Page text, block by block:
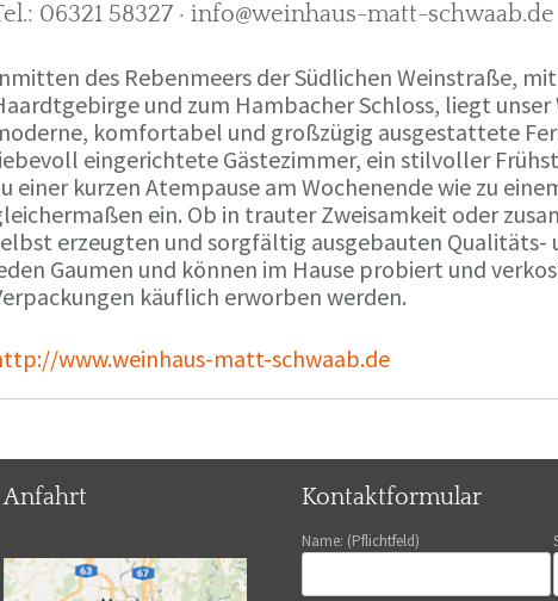
06321 58327 · info@weinhaus-matt-schwaab.de
des Rebenmeers der Südlichen Weinstraße,
und zum Hambacher Schloss, liegt unser
komfortabel und großzügig ausgestattete
eingerichtete Gästezimmer, ein stilvoller
einer kurzen Atempause am Wochenende wie zu
ein. Ob in trauter Zweisamkeit oder
erzeugten und sorgfältig ausgebauten Qualitäts-
Gaumen und können im Hause probiert und
käuflich erworben werden.
www.weinhaus-matt-schwaab.de
Anfahrt Kontaktformular
Name: (Pflichtfeld)